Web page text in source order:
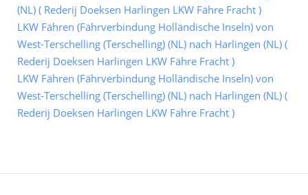
(NL) ( Rederij Doeksen Harlingen LKW Fähre Fracht )
LKW Fähren (Fährverbindung Holländische Inseln) von
West-Terschelling (Terschelling) (NL) nach Harlingen (NL) (
Rederij Doeksen Harlingen LKW Fähre Fracht )
LKW Fähren (Fährverbindung Holländische Inseln) von
West-Terschelling (Terschelling) (NL) nach Harlingen (NL) (
Rederij Doeksen Harlingen LKW Fähre Fracht )